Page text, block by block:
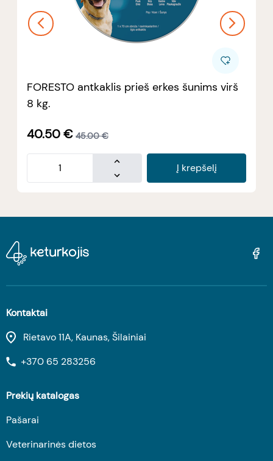
FORESTO antkaklis prieš erkes šunims virš
8 kg.
40.50€ 45.00 €
Į krepšelį
Kontaktai
Rietavo 11A, Kaunas, Šilainiai
+370 65 283256
Prekių katalogas
Pašarai
Veterinarinės dietos